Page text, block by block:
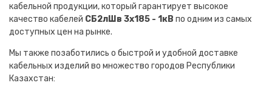
кабельной продукции, который гарантирует высокое
качество кабелей СБ2лШв 3х185 - 1кВ по одним из самых
доступных цен на рынке.
Мы также позаботились о быстрой и удобной доставке
кабельных изделий во множество городов Республики
Казахстан: